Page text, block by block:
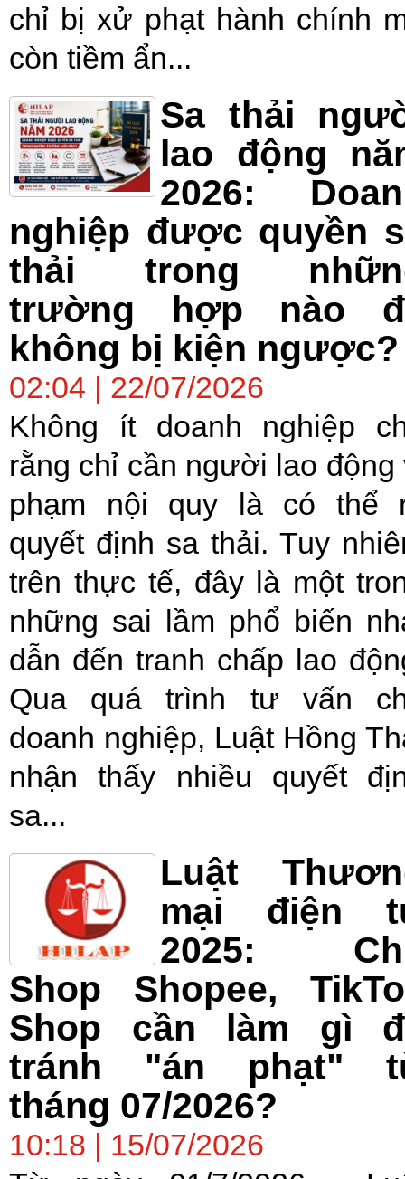
chỉ bị xử phạt hành chính
còn tiềm ẩn...
Sa thải
lao động
2026:
nghiệp được quyền
thải trong
trường hợp nào
không bị kiện ngược?
02:04 | 22/07/2026
Không ít doanh nghiệp
rằng chỉ cần người lao động
phạm nội quy là có thể
quyết định sa thải. Tuy
trên thực tế, đây là một
những sai lầm phổ biến
dẫn đến tranh chấp lao
Qua quá trình tư vấn
doanh nghiệp, Luật Hồng
nhận thấy nhiều quyết
sa...
Luật
mại điện
2025:
Shop Shopee,
Shop cần làm gì
tránh "án phạt"
tháng 07/2026?
10:18 | 15/07/2026